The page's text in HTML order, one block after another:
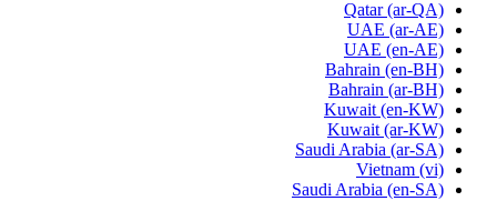
Qatar (ar-QA)
UAE (ar-AE)
UAE (en-AE)
Bahrain (en-BH)
Bahrain (ar-BH)
Kuwait (en-KW)
Kuwait (ar-KW)
Saudi Arabia (ar-SA)
Vietnam (vi)
Saudi Arabia (en-SA)